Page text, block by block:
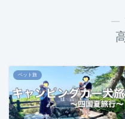
―
ペット旅